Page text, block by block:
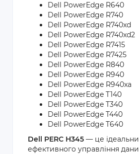
Dell PowerEdge R640
Dell PowerEdge R740
Dell PowerEdge R740xd
Dell PowerEdge R740xd2
Dell PowerEdge R7415
Dell PowerEdge R7425
Dell PowerEdge R840
Dell PowerEdge R940
Dell PowerEdge R940xa
Dell PowerEdge T140
Dell PowerEdge T340
Dell PowerEdge T440
Dell PowerEdge T640
Dell PERC H345 — це
ефективного управління